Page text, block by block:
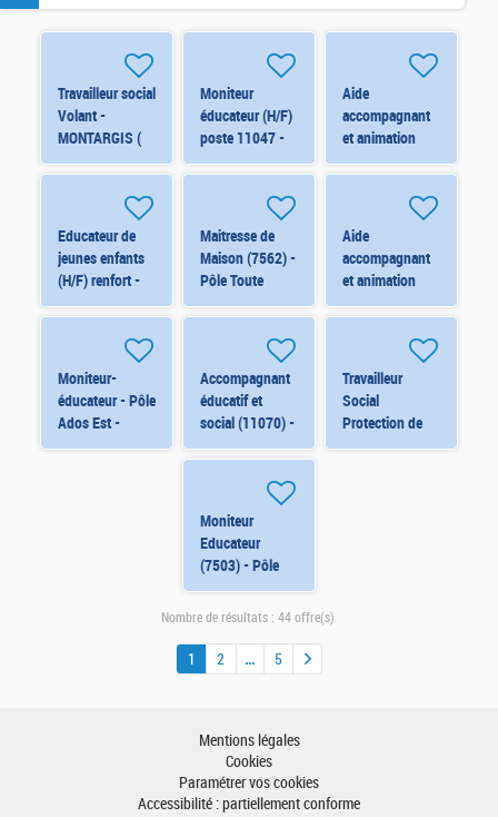
Travailleur social
Volant -
MONTARGIS (
8220) H/F
Moniteur
éducateur (H/F)
poste 11047 -
Pavillon Ohana
Aide
accompagnant
et animation
(H/F) renfort -
Educateur de
jeunes enfants
(H/F) renfort -
Pavillon Les
Maitresse de
Maison (7562) -
Pôle Toute
Petite Enfance -
Aide
accompagnant
et animation
(H/F) renfort
Moniteur-
éducateur - Pôle
Ados Est -
Malama H/F
Accompagnant
éducatif et
social (11070) -
Pavillon Malama
Orléans H/F
Travailleur
Social
Protection de
l'Enfance -
Moniteur
Educateur
(7503) - Pôle
Ados (15-18
ans) - Orléans
Nombre de résultats : 44 offre(s)
1 2 5
Mentions légales
Cookies
Paramétrer vos cookies
Accessibilité : partiellement conforme